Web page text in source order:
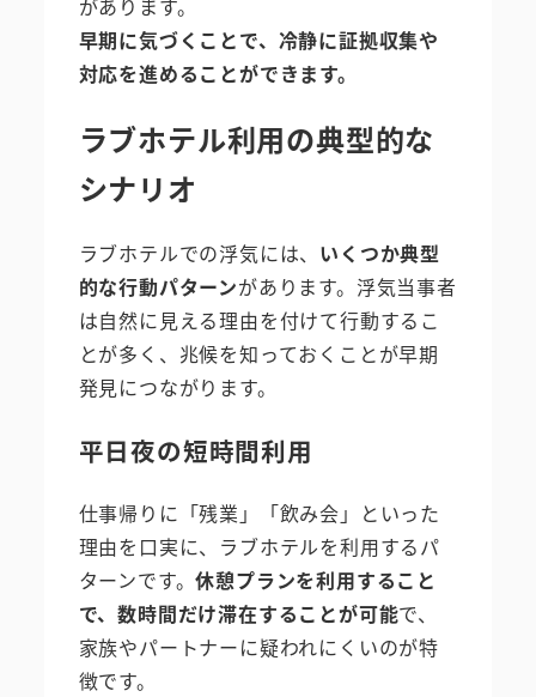
があります。
早期に気づくことで、冷静に証拠収集や
対応を進めることができます。
ラブホテル利用の典型的な
シナリオ
ラブホテルでの浮気には、 いくつか典型
的な行動パターンがあります。浮気当事者
は自然に見える理由を付けて行動するこ
とが多く、兆候を知っておくことが早期
発見につながります。
平日夜の短時間利用
仕事帰りに「残業」「飲み会」といった
理由を口実に、ラブホテルを利用するパ
ターンです。休憩プランを利用すること
で、数時間だけ滞在することが可能で、
家族やパートナーに疑われにくいのが特
徴です。